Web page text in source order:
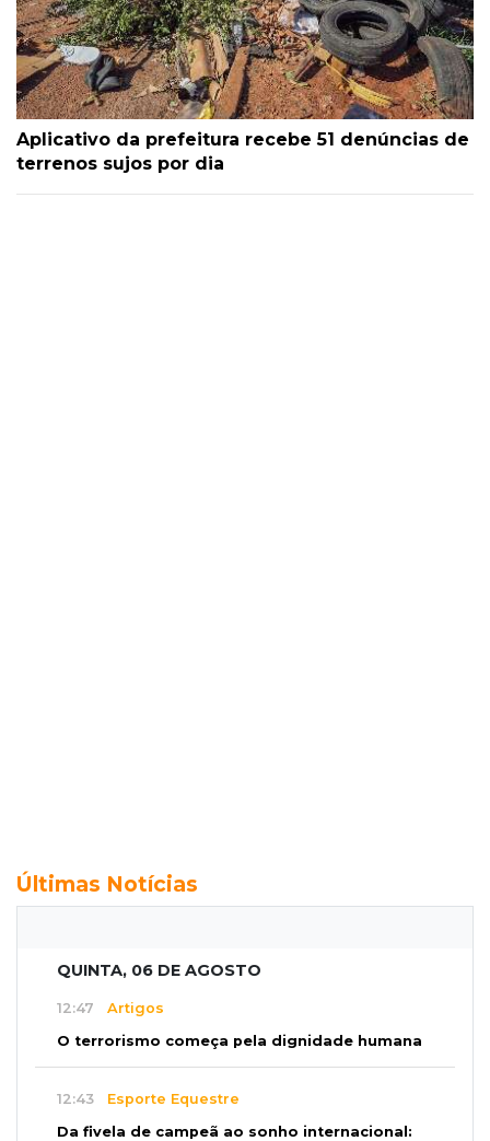
Aplicativo da prefeitura recebe 51 denúncias de
terrenos sujos por dia
Últimas Notícias
QUINTA, 06 DE AGOSTO
12:47 Artigos
O terrorismo começa pela dignidade humana
12:43 Esporte Equestre
Da fivela de campeã ao sonho internacional: